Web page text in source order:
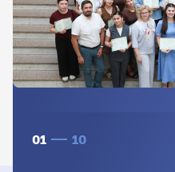
01 10